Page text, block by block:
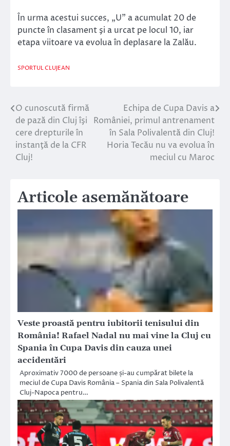
În urma acestui succes, „U” a acumulat 20 de
puncte în clasament şi a urcat pe locul 10, iar
etapa viitoare va evolua în deplasare la Zalău.
SPORTUL CLUJEAN
Navigare
în
articole
O cunoscută firmă
de pază din Cluj îşi
cere drepturile în
instanţă de la CFR
Cluj!
Echipa de Cupa Davis a
României, primul antrenament
în Sala Polivalentă din Cluj!
Horia Tecău nu va evolua în
meciul cu Maroc
Articole asemănătoare
Veste proastă pentru iubitorii tenisului din
România! Rafael Nadal nu mai vine la Cluj cu
Spania în Cupa Davis din cauza unei
accidentări
Aproximativ 7000 de persoane și-au cumpărat bilete la
meciul de Cupa Davis România – Spania din Sala Polivalentă
Cluj-Napoca pentru…